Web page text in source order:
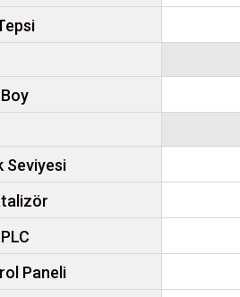
Boy
Seviyesi
PLC
Paneli